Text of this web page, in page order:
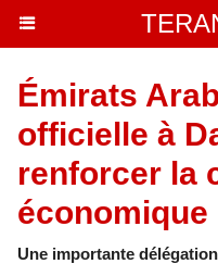
Émirats
officielle à
renforcer la
économique
Une importante